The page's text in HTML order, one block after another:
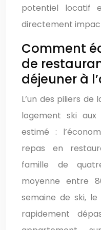
potentiel locatif
directement
Comment
de
déjeuner à
L’un des piliers de
logement ski
estimé :
repas en
famille de
moyenne entre
semaine de ski,
rapidement